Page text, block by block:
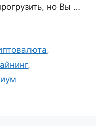
но Вы …
,
,